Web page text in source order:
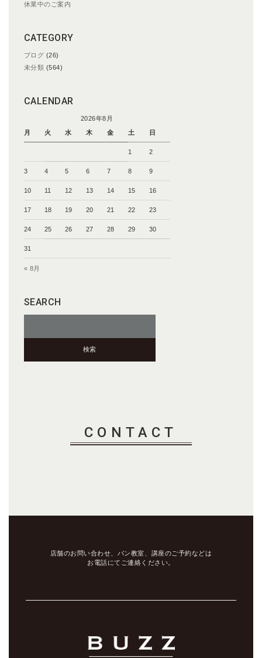
休業中のご案内
CATEGORY
ブログ (26)
未分類 (564)
CALENDAR
2026年8月
月
火 水 木 金 土 日
1 2
3 4 5 6 7 8 9
10 11 12 13 14 15 16
17 18 19 20 21 22 23
24 25 26 27 28 29 30
31
« 8月
SEARCH
CONTACT
店舗のお問い合わせ、パン教室、講座のご予約などは
お電話にてご連絡ください。